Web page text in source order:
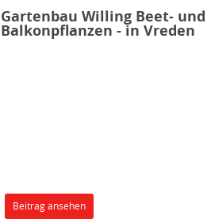
Gartenbau Willing Beet- und
Balkonpflanzen - in Vreden
Beitrag ansehen